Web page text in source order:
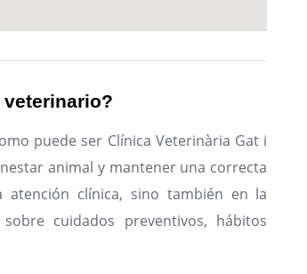
puede ser Clínica Veterinària Gat i
animal y mantener una correcta
clínica, sino también en la
cuidados preventivos, hábitos